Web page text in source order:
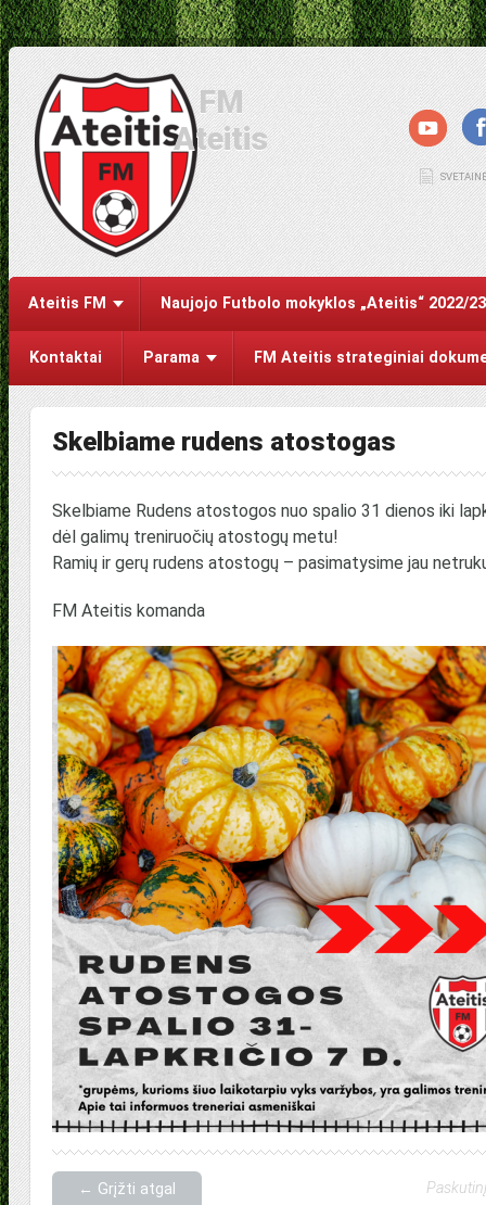
FM
Ateitis
Ateitis FM Naujojo Futbolo mokyklos „Ateitis“ 2022/
Kontaktai Parama FM Ateitis strateginiai
Skelbiame rudens atostogas
Skelbiame Rudens atostogos nuo spalio 31 dienos iki
dėl galimų treniruočių atostogų metu!
Ramių ir gerų rudens atostogų – pasimatysime jau
FM Ateitis komanda
← Grįžti atgal